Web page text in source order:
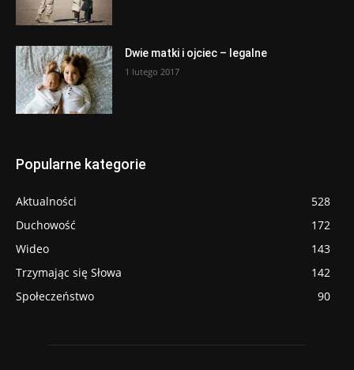
Dwie matki i ojciec – legalne
1 lutego 2017
Popularne kategorie
Aktualności
528
Duchowość
172
Wideo
143
Trzymając się Słowa
142
Społeczeństwo
90